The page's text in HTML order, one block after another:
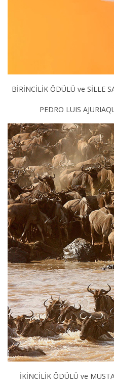
BİRİNCİLİK ÖDÜLÜ ve SİLLE
PEDRO LUIS
İKİNCİLİK ÖDÜLÜ ve